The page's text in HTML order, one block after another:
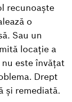
recunoaște
o
Sau un
locație a
este învățat
Drept
și remediată.